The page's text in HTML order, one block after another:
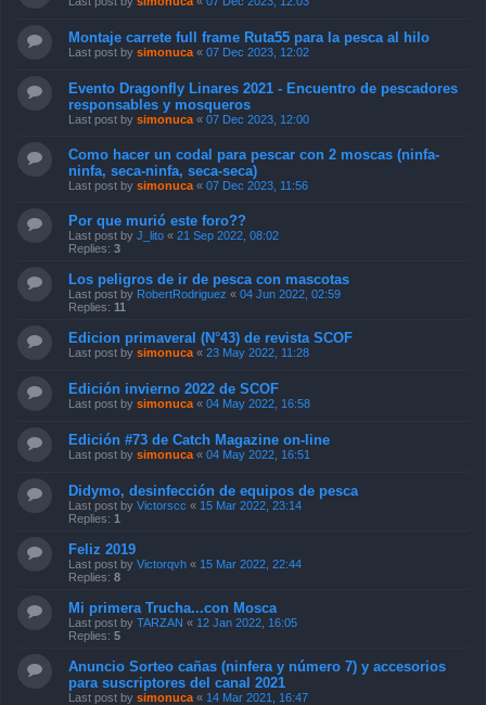
Montaje carrete full frame Ruta55 para la pesca al hilo
Last post by simonuca « 07 Dec 2023, 12:02
Evento Dragonfly Linares 2021 - Encuentro de pescadores
responsables y mosqueros
Last post by simonuca « 07 Dec 2023, 12:00
Como hacer un codal para pescar con 2 moscas (ninfa-
ninfa, seca-ninfa, seca-seca)
Last post by simonuca « 07 Dec 2023, 11:56
Por que murió este foro??
Last post by J_lito « 21 Sep 2022, 08:02
Replies: 3
Los peligros de ir de pesca con mascotas
Last post by RobertRodriguez « 04 Jun 2022, 02:59
Replies: 11
Edicion primaveral (N°43) de revista SCOF
Last post by simonuca « 23 May 2022, 11:28
Edición invierno 2022 de SCOF
Last post by simonuca « 04 May 2022, 16:58
Edición #73 de Catch Magazine on-line
Last post by simonuca « 04 May 2022, 16:51
Didymo, desinfección de equipos de pesca
Last post by Victorscc « 15 Mar 2022, 23:14
Replies: 1
Feliz 2019
Last post by Victorqvh « 15 Mar 2022, 22:44
Replies: 8
Mi primera Trucha...con Mosca
Last post by TARZAN « 12 Jan 2022, 16:05
Replies: 5
Anuncio Sorteo cañas (ninfera y número 7) y accesorios
para suscriptores del canal 2021
Last post by simonuca « 14 Mar 2021, 16:47